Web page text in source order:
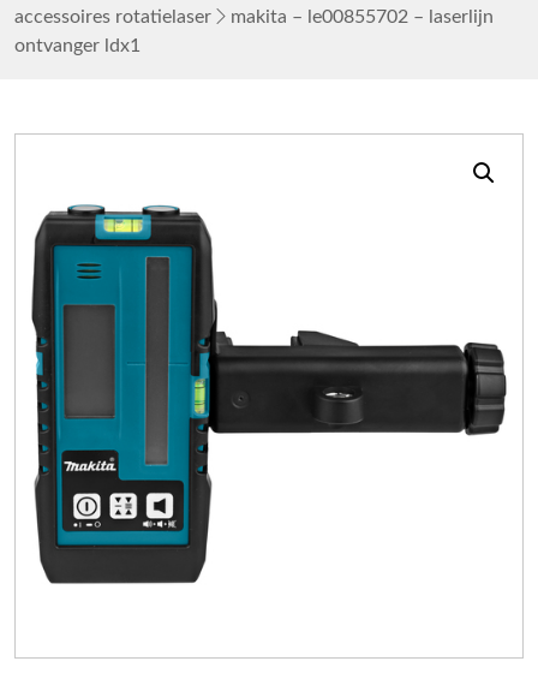
accessoires rotatielaser
makita – le00855702 – laserlijn
ontvanger ldx1